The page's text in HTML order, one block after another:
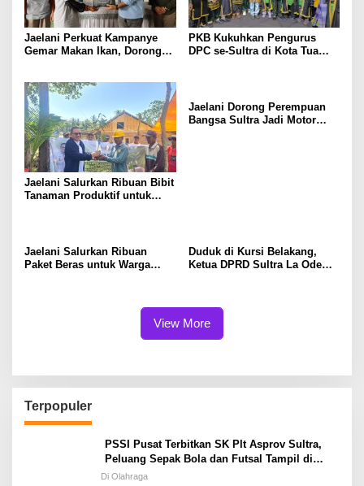
Jaelani Perkuat Kampanye
Gemar Makan Ikan, Dorong
PKB Kukuhkan Pengurus
DPC se-Sultra di Kota Tua
Jaelani Salurkan Ribuan Bibit
Tanaman Produktif untuk
Jaelani Dorong Perempuan
Bangsa Sultra Jadi Motor
Jaelani Salurkan Ribuan
Paket Beras untuk Warga
Duduk di Kursi Belakang,
Ketua DPRD Sultra La Ode
View More
Terpopuler
PSSI Pusat Terbitkan SK Plt Asprov Sultra,
Peluang Sepak Bola dan Futsal Tampil di
Porprov Tetap Terbuka
Di Olahraga